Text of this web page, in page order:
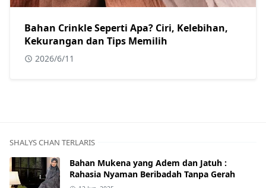
Bahan Crinkle Seperti Apa? Ciri, Kelebihan,
Kekurangan dan Tips Memilih
2026/6/11
SHALYS CHAN TERLARIS
Bahan Mukena yang Adem dan Jatuh :
Rahasia Nyaman Beribadah Tanpa Gerah